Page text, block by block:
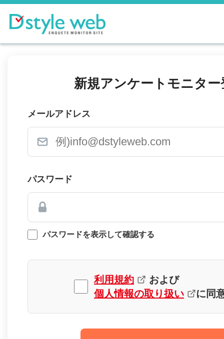
新規アンケートモニター
メールアドレス
パスワード
パスワードを表示して確認する
利用規約
および
個人情報の取り扱い
に同